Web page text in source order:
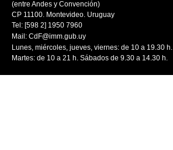
(entre Andes y Convención)
CP 11100. Montevideo. Uruguay
Tel: [598 2] 1950 7960
Mail: CdF@imm.gub.uy
Lunes, miércoles, jueves, viernes: de 10 a 19.30 h.
Martes: de 10 a 21 h. Sábados de 9.30 a 14.30 h.